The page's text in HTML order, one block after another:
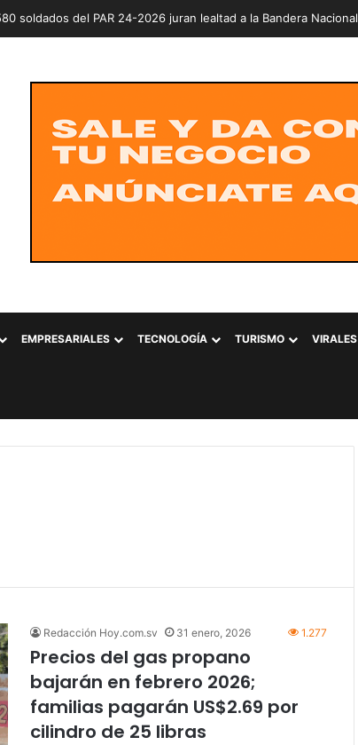
EMPRESARIALES TECNOLOGÍA TURISMO VIRALES
Redacción Hoy.com.sv 31 enero, 2026 1.277
Precios del gas propano
bajarán en febrero 2026;
familias pagarán US$2.69 por
cilindro de 25 libras